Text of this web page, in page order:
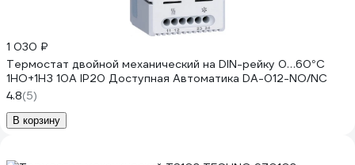
1 030 ₽
Термостат двойной механический на DIN-рейку 0…60°С
1НО+1НЗ 10А IP20 Доступная Автоматика DA-012-NO/NC
4.8(5)
В корзину